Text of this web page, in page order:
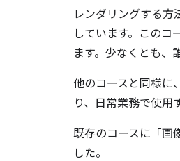
レンダリングする方
しています。このコ
ます。少なくとも、
他のコースと同様に
り、日常業務で使用
既存のコースに「画
した。